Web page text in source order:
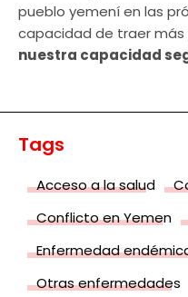
pueblo yemení en las
capacidad de traer más
nuestra capacidad
Tags
Acceso a la salud
Conflicto en Yemen
Enfermedad
Otras enfermedades